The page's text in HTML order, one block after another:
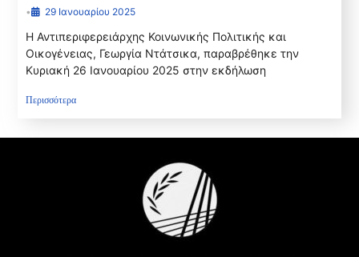
• 29 Ιανουαρίου 2025
Η Αντιπεριφερειάρχης Κοινωνικής Πολιτικής και
Οικογένειας, Γεωργία Ντάτσικα, παραβρέθηκε την
Κυριακή 26 Ιανουαρίου 2025 στην εκδήλωση
Περισσότερα